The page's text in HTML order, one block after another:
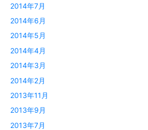
2014年7月
2014年6月
2014年5月
2014年4月
2014年3月
2014年2月
2013年11月
2013年9月
2013年7月